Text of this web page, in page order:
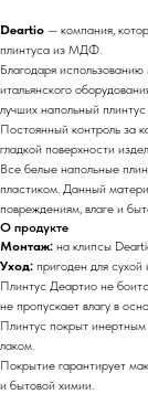
Deartio — компания,
плинтуса из МДФ.
Благодаря
итальянского
лучших напольный
Постоянный контроль за
гладкой поверхности
Все белые напольные
пластиком. Данный
повреждениям, влаге и
О продукте
Монтаж: на клипсы
Уход: пригоден для сухой
Плинтус Деартио не
не пропускает влагу в
Плинтус покрыт
лаком.
Покрытие гарантирует
и бытовой химии.